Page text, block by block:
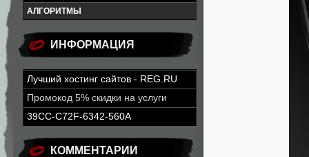
АЛГОРИТМЫ
ИНФОРМАЦИЯ
Лучший хостинг сайтов - REG.RU
Промокод 5% скидки на услуги
39CC-C72F-6342-560A
КОММЕНТАРИИ